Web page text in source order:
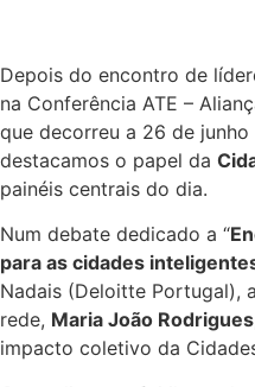
Depois do encontro de
na Conferência ATE –
que decorreu a 26 de junho
destacamos o papel da
painéis centrais do dia.
Num debate dedicado a “
para as cidades
Nadais (Deloitte Portugal),
rede, Maria João Rodrigues
impacto coletivo da